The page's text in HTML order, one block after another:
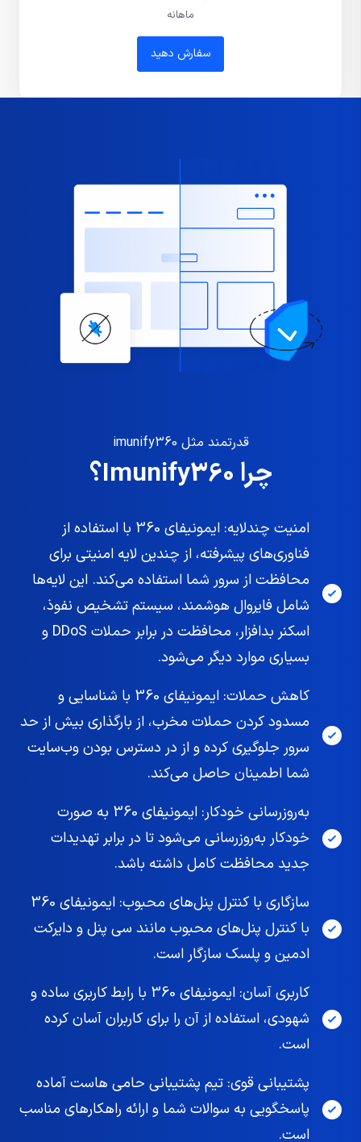
ماهانه
سفارش دهید
قدرتمند مثل imunify360
چرا Imunify360؟
امنیت چندلایه: ایمونیفای 360 با استفاده از
فناوری‌های پیشرفته، از چندین لایه امنیتی برای
محافظت از سرور شما استفاده می‌کند. این لایه‌ها
شامل فایروال هوشمند، سیستم تشخیص نفوذ،
اسکنر بدافزار، محافظت در برابر حملات DDoS و
بسیاری موارد دیگر می‌شود.
کاهش حملات: ایمونیفای 360 با شناسایی و
مسدود کردن حملات مخرب، از بارگذاری بیش از حد
سرور جلوگیری کرده و از در دسترس بودن وب‌سایت
شما اطمینان حاصل می‌کند.
به‌روزرسانی خودکار: ایمونیفای 360 به صورت
خودکار به‌روزرسانی می‌شود تا در برابر تهدیدات
جدید محافظت کامل داشته باشد.
سازگاری با کنترل پنل‌های محبوب: ایمونیفای 360
با کنترل پنل‌های محبوب مانند سی پنل و دایرکت
ادمین و پلسک سازگار است.
کاربری آسان: ایمونیفای 360 با رابط کاربری ساده و
شهودی، استفاده از آن را برای کاربران آسان کرده
است.
پشتیبانی قوی: تیم پشتیبانی حامی هاست آماده
پاسخگویی به سوالات شما و ارائه راهکارهای مناسب
است.